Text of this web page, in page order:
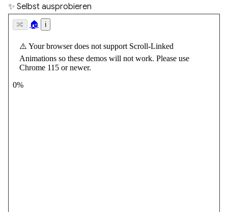
✨ Selbst ausprobieren